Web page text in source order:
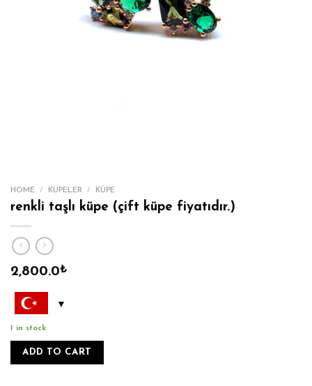
HOME / KÜPELER / KÜPE
renkli taşlı küpe (çift küpe fiyatıdır.)
2,800.0₺
1 in stock
ADD TO CART